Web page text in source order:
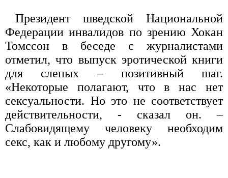
Президент шведской Национальной
Федерации инвалидов по зрению Хокан
Томссон в беседе с журналистами
отметил, что выпуск эротической книги
для слепых – позитивный шаг.
«Некоторые полагают, что в нас нет
сексуальности. Но это не соответствует
действительности, - сказал он. –
Слабовидящему человеку необходим
секс, как и любому другому».